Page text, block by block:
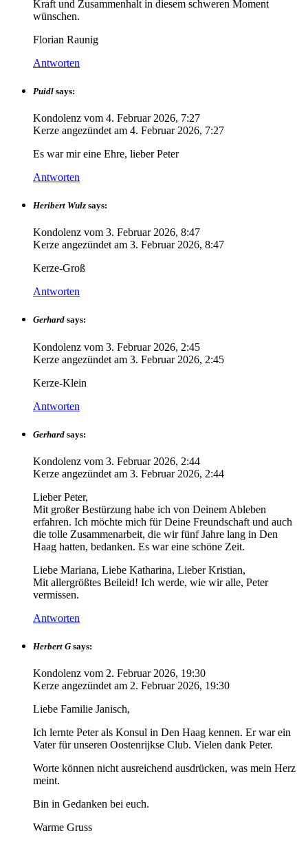
Kraft und Zusammenhalt in diesem schweren Moment
wünschen.
Florian Raunig
Antworten
Puidl says:
Kondolenz vom 4. Februar 2026, 7:27
Kerze angezündet am 4. Februar 2026, 7:27
Es war mir eine Ehre, lieber Peter
Antworten
Heribert Wulz says:
Kondolenz vom 3. Februar 2026, 8:47
Kerze angezündet am 3. Februar 2026, 8:47
Kerze-Groß
Antworten
Gerhard says:
Kondolenz vom 3. Februar 2026, 2:45
Kerze angezündet am 3. Februar 2026, 2:45
Kerze-Klein
Antworten
Gerhard says:
Kondolenz vom 3. Februar 2026, 2:44
Kerze angezündet am 3. Februar 2026, 2:44
Lieber Peter,
Mit großer Bestürzung habe ich von Deinem Ableben
erfahren. Ich möchte mich für Deine Freundschaft und auch
die tolle Zusammenarbeit, die wir fünf Jahre lang in Den
Haag hatten, bedanken. Es war eine schöne Zeit.
Liebe Mariana, Liebe Katharina, Lieber Kristian,
Mit allergrößtes Beileid! Ich werde, wie wir alle, Peter
vermissen.
Antworten
Herbert G says:
Kondolenz vom 2. Februar 2026, 19:30
Kerze angezündet am 2. Februar 2026, 19:30
Liebe Familie Janisch,
Ich lernte Peter als Konsul in Den Haag kennen. Er war ein
Vater für unseren Oostenrijkse Club. Vielen dank Peter.
Worte können nicht ausreichend ausdrücken, was mein Herz
meint.
Bin in Gedanken bei euch.
Warme Gruss